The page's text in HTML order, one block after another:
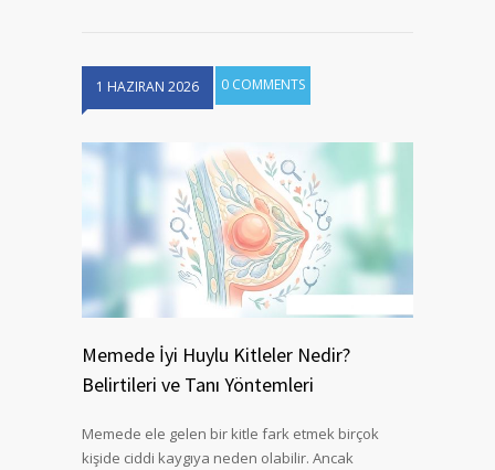
1 HAZIRAN 2026 0 COMMENTS
Memede İyi Huylu Kitleler Nedir?
Belirtileri ve Tanı Yöntemleri
Memede ele gelen bir kitle fark etmek birçok
kişide ciddi kaygıya neden olabilir. Ancak